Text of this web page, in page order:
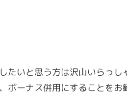
いと思う方は沢山いらっし
ボーナス併用にすることをお